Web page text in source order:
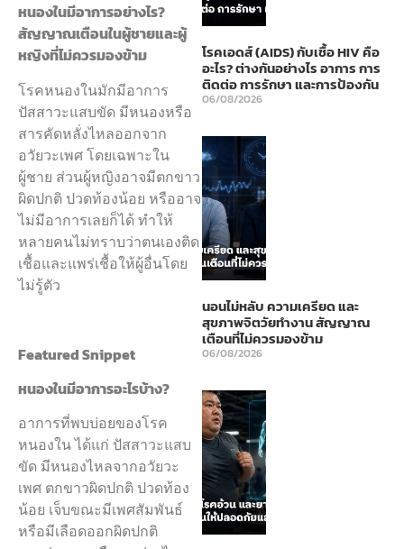
หนองในมีอาการอย่างไร?
สัญญาณเตือนในผู้ชายและผู้
หญิงที่ไม่ควรมองข้าม
โรคหนองในมักมีอาการ
ปัสสาวะแสบขัด มีหนองหรือ
สารคัดหลั่งไหลออกจาก
อวัยวะเพศ โดยเฉพาะใน
ผู้ชาย ส่วนผู้หญิงอาจมีตกขาว
ผิดปกติ ปวดท้องน้อย หรืออาจ
ไม่มีอาการเลยก็ได้ ทำให้
หลายคนไม่ทราบว่าตนเองติด
เชื้อและแพร่เชื้อให้ผู้อื่นโดย
ไม่รู้ตัว
Featured Snippet
หนองในมีอาการอะไรบ้าง?
อาการที่พบบ่อยของโรค
หนองใน ได้แก่ ปัสสาวะแสบ
ขัด มีหนองไหลจากอวัยวะ
เพศ ตกขาวผิดปกติ ปวดท้อง
น้อย เจ็บขณะมีเพศสัมพันธ์
หรือมีเลือดออกผิดปกติ
โรคเอดส์ (AIDS) กับเชื้อ HIV คือ
อะไร? ต่างกันอย่างไร อาการ การ
ติดต่อ การรักษา และการป้องกัน
06/08/2026
นอนไม่หลับ ความเครียด และ
สุขภาพจิตวัยทำงาน สัญญาณ
เตือนที่ไม่ควรมองข้าม
06/08/2026